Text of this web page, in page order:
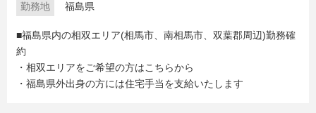
勤務地 福島県
■福島県内の相双エリア(相馬市、南相馬市、双葉郡周辺)勤務確
約
・相双エリアをご希望の方はこちらから
・福島県外出身の方には住宅手当を支給いたします